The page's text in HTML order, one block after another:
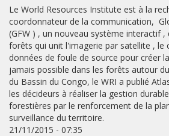
Le World Resources Institute est à la
coordonnateur de la communication,
(GFW ) , un nouveau système interactif ,
forêts qui unit l'imagerie par satellite , le
données de foule de source pour créer
jamais possible dans les forêts autour
du Bassin du Congo, le WRI a publié
les décideurs à réaliser la gestion
forestières par le renforcement de la
surveillance du territoire.
21/11/2015 - 07:35